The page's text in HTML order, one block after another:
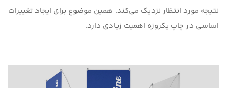
نتیجه مورد انتظار نزدیک می‌کند. همین موضوع برای ایجاد تغییرات
اساسی در چاپ یکروزه اهمیت زیادی دارد.